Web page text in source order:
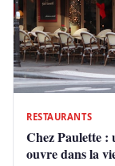
RESTAURANTS
Chez Paulette
ouvre dans la